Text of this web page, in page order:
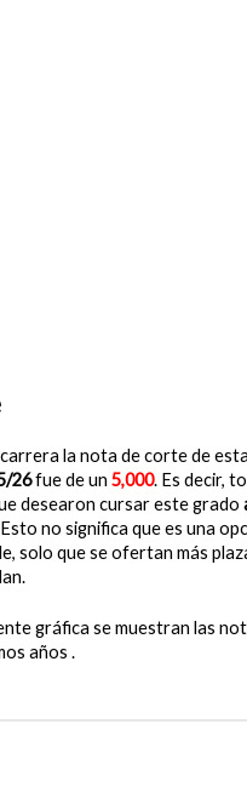
la nota de corte de
26fue de un 5,000. Es decir,
desearon cursar este grado
no significa que es una
solo que se ofertan más
gráfica se muestran las
años .